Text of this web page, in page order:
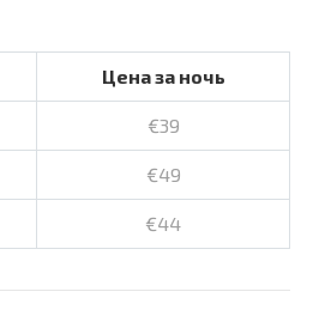
Цена за ночь
€39
€49
€44